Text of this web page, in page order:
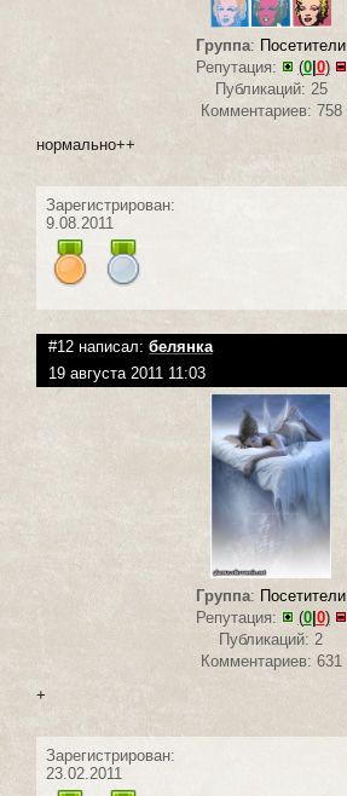
Группа: Посетители
Репутация:
(0| 0)
Публикаций: 25
Комментариев: 758
нормально++
Зарегистрирован:
9.08.2011
#12 написал: белянка
19 августа 2011 11:03
Группа: Посетители
Репутация:
(0| 0)
Публикаций: 2
Комментариев: 631
+
Зарегистрирован:
23.02.2011